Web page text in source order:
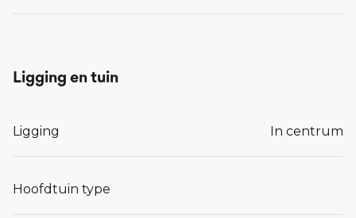
Ligging en tuin
Ligging In centrum
Hoofdtuin type